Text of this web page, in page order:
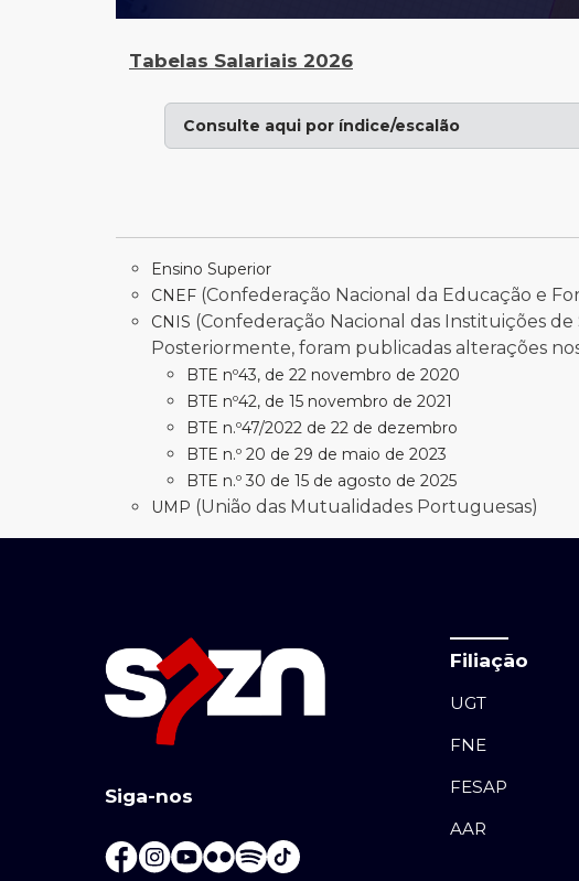
Tabelas Salariais 2026
Consulte aqui por índice/escalão
Ensino Superior
CNEF (Confederação Nacional da Educação e
CNIS (Confederação Nacional das Instituições de
Posteriormente, foram publicadas alterações
BTE nº43, de 22 novembro de 2020
BTE nº42, de 15 novembro de 2021
BTE n.º47/2022 de 22 de dezembro
BTE n.º 20 de 29 de maio de 2023
BTE n.º 30 de 15 de agosto de 2025
UMP (União das Mutualidades Portuguesas)
Siga-nos
Filiação
UGT
FNE
FESAP
AAR